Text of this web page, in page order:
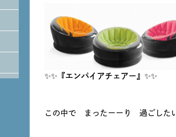
✨✨ 『エンパイアチェアー』 ✨✨
この中で まったーーり 過ごし